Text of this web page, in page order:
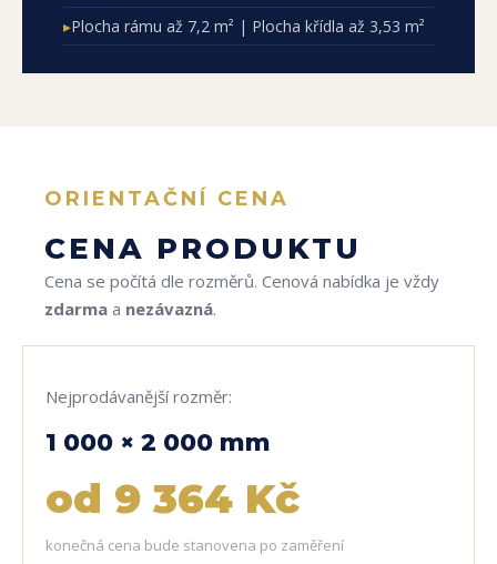
▸Plocha rámu až 7,2 m² | Plocha křídla až 3,53 m²
ORIENTAČNÍ CENA
CENA PRODUKTU
Cena se počítá dle rozměrů. Cenová nabídka je vždy
zdarma a nezávazná.
Nejprodávanější rozměr:
1 000 × 2 000 mm
od 9 364 Kč
konečná cena bude stanovena po zaměření